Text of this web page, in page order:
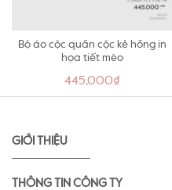
Bộ áo cộc quần cộc kẻ hồng in
họa tiết mèo
445,000₫
GIỚI THIỆU
THÔNG TIN CÔNG TY